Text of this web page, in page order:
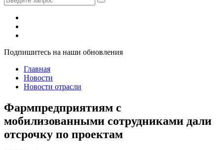
Подпишитесь на наши обновления
Главная
Новости
Новости отрасли
Фармпредприятиям с
мобилизованными сотрудниками дали
отсрочку по проектам